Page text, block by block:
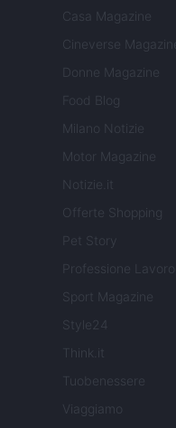
Casa Magazine
Cineverse Magazine
Donne Magazine
Food Blog
Milano Notizie
Motor Magazine
Notizie.it
Offerte Shopping
Pet Story
Professione Lavoro
Sport Magazine
Style24
Think.it
Tuobenessere
Viaggiamo